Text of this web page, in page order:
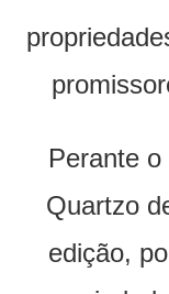
Perante
Quartzo
edição,